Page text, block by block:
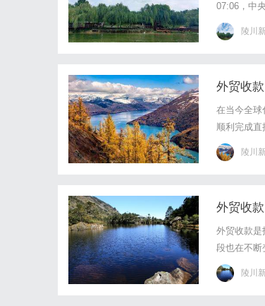
07:06，中
陵川
外贸收
在当今全球
顺利完成
的关键步
家之间的
陵川
外贸收
外贸收款是
段也在不断
式主要包
回笼速度
陵川